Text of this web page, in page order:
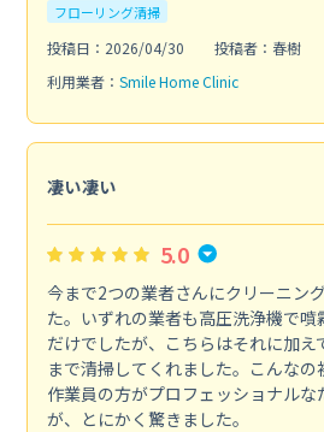
フローリング清掃
投稿日：2026/04/30
投稿者：春樹
利用業者： Smile Home Clinic
凄い凄い
5.0
今まで2つの業者さんにクリーニン
た。いずれの業者も高圧洗浄機で噴
だけでしたが、こちらはそれに加え
まで清掃してくれました。こんなの
作業員の方がプロフェッショナル
が、とにかく驚きました。